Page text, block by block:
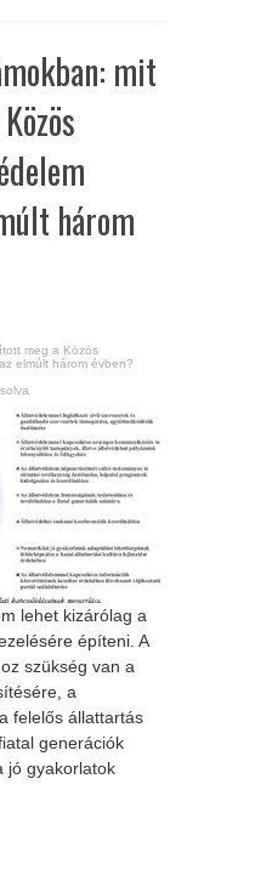
mit
három
meg a Közös
elmúlt három évben?
lehet kizárólag a
építeni. A
szükség van a
a
felelős állattartás
generációk
jó gyakorlatok